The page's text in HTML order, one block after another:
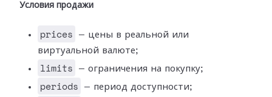
Условия продажи
prices
— цены в реальной или
виртуальной валюте;
limits — ограничения на покупку;
periods — период доступности;